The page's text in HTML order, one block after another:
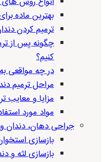
بهترین ماده
ترمیم کردن
چگونه پس از
کنیم؟
در چه مواقعی به
مراحل ترمیم
مزایا و معایب
مواد مورد
جراحی دهان، دندان و
بازسازی
بازسازی لثه و